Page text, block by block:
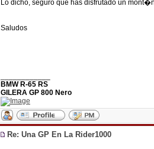
Lo dicho, seguro que has disfrutado un
Saludos
BMW R-65 RS
GILERA GP 800 Nero
Re: Una GP En La Rider1000